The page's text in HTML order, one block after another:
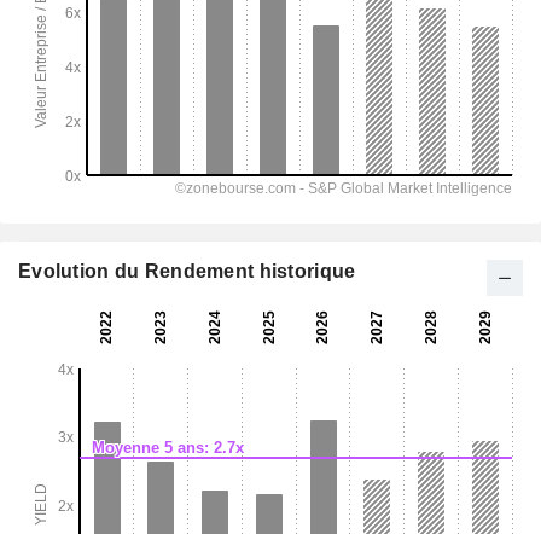
Evolution du Rendement historique